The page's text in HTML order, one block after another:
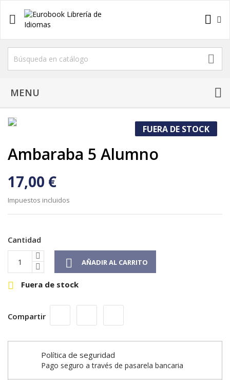
 

MENU
FUERA DE STOCK
Ambaraba 5 Alumno
17,00 €
Impuestos incluidos
Cantidad
 AÑADIR AL CARRITO
 Fuera de stock
Compartir
Política de seguridad
Pago seguro a través de pasarela bancaria